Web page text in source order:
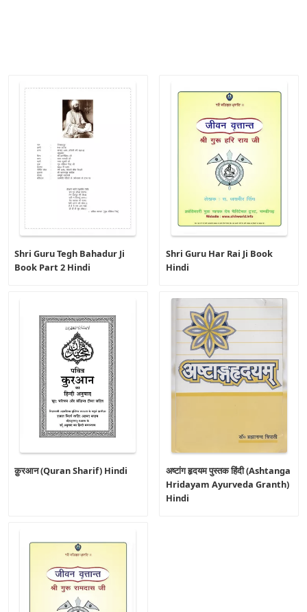
Shri Guru Tegh Bahadur Ji
Book Part 2 Hindi
Shri Guru Har Rai Ji Book
Hindi
क़ुरआन (Quran Sharif) Hindi
अष्टांग हृदयम पुस्तक हिंदी (Ashtanga
Hridayam Ayurveda Granth)
Hindi